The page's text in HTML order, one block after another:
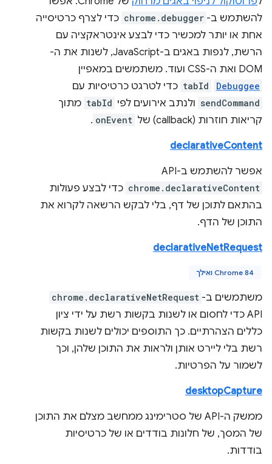
להשתמש ב- chrome.debugger כדי לצרף כרטיסייה
אחת או יותר למכשיר כדי לבצע אינטראקציה עם
הרשת, לנפות באגים ב-JavaScript, לשנות את ה-
DOM ואת ה-CSS ועוד. משתמשים במאפיין
Debuggee
tabId כדי לטרגט כרטיסיות עם
sendCommand ולנתב אירועים לפי tabId מתוך
קריאות חוזרות (callback) של
onEvent
.
declarativeContent
אפשר להשתמש ב-API‏
chrome.declarativeContent כדי לבצע פעולות
בהתאם לתוכן של דף, בלי לבקש הרשאה לקרוא את
התוכן של הדף.
declarativeNetRequest
Chrome 84 ואילך
משתמשים ב- chrome.declarativeNetRequest
API כדי לחסום או לשנות בקשות רשת על ידי ציון
כללים הצהרתיים. כך התוספים יכולים לשנות בקשות
רשת בלי ליירט אותן ולראות את התוכן שלהן, וכך
לשמור על הפרטיות.
desktopCapture
ממשק ה-API של סטרימינג ממחשב מצלם את התוכן
של המסך, של חלונות בודדים או של כרטיסיות
בודדות.